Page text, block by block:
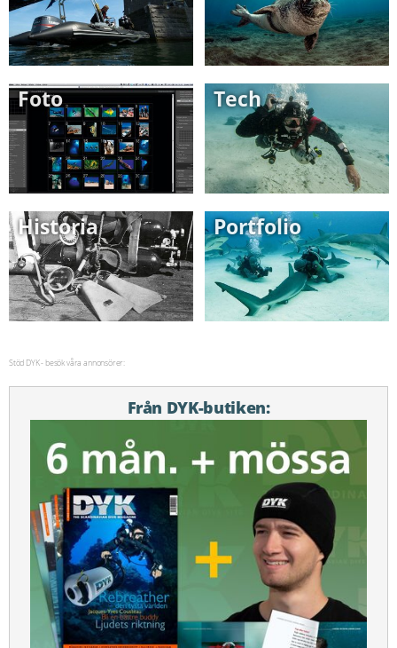
Foto Tech
Historia Portfolio
Stöd DYK - besök våra annonsörer:
Från DYK-butiken: